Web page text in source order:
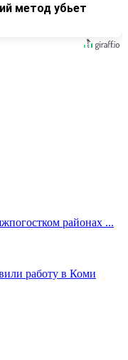
метод убьет
районах ...
работу в Коми